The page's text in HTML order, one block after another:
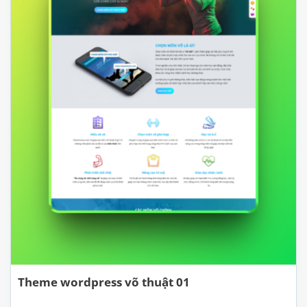
Theme wordpress võ thuật 01